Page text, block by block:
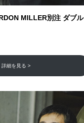
MILLER別注 ダブ
詳細を見る >